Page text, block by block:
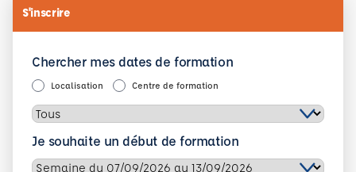
S'inscrire
Chercher mes dates de formation
Localisation Centre de formation
Je souhaite un début de formation